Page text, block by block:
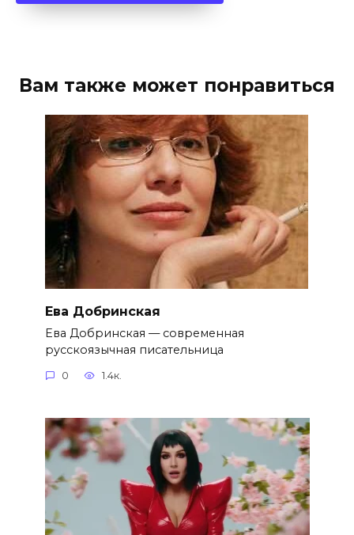
Вам также может понравиться
Ева Добринская
Ева Добринская — современная
русскоязычная писательница
0 1.4к.